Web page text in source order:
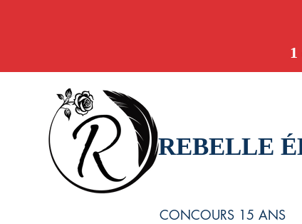
1
REBELLE
CONCOURS 15 ANS